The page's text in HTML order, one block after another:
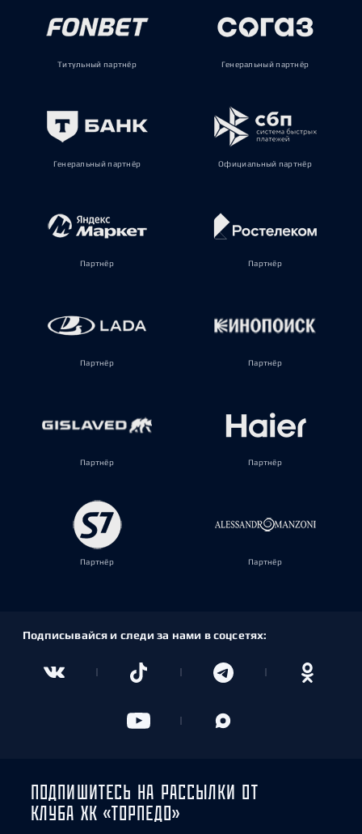
Титульный партнёр Генеральный партнёр
Генеральный партнёр Официальный партнёр
Партнёр Партнёр
Партнёр Партнёр
Партнёр Партнёр
Партнёр Партнёр
Подписывайся и следи за нами в соцсетях:
ПОДПИШИТЕСЬ НА РАССЫЛКИ ОТ
КЛУБА ХК «ТОРПЕДО»